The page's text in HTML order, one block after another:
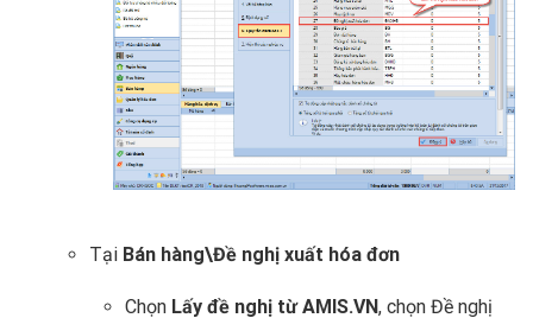
Tại Bán hàng\Đề nghị xuất hóa đơn
Chọn Lấy đề nghị từ AMIS.VN, chọn Đề nghị